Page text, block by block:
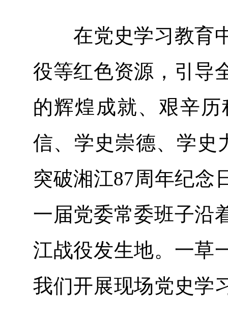
在党史学习教育中
役等红色资源，引导
的辉煌成就、艰辛
信、学史崇德、学史
突破湘江87周年纪念
一届党委常委班子沿
江战役发生地。一草
我们开展现场党史学